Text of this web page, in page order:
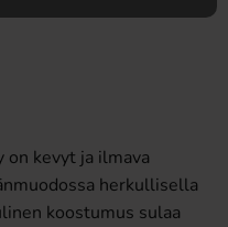
on kevyt ja ilmava
herkullisella
koostumus sulaa